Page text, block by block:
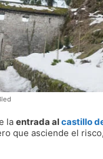
la entrada alcastillo
que asciende el